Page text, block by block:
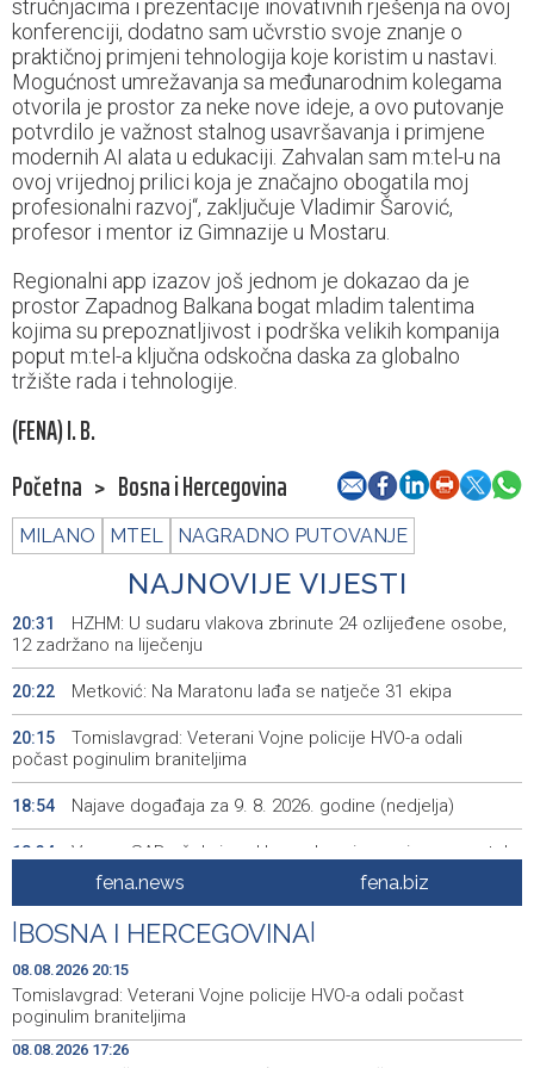
stručnjacima i prezentacije inovativnih rješenja na ovoj
konferenciji, dodatno sam učvrstio svoje znanje o
praktičnoj primjeni tehnologija koje koristim u nastavi.
Mogućnost umrežavanja sa međunarodnim kolegama
otvorila je prostor za neke nove ideje, a ovo putovanje
potvrdilo je važnost stalnog usavršavanja i primjene
modernih AI alata u edukaciji. Zahvalan sam m:tel-u na
ovoj vrijednoj prilici koja je značajno obogatila moj
profesionalni razvoj“, zaključuje Vladimir Šarović,
profesor i mentor iz Gimnazije u Mostaru.
Regionalni app izazov još jednom je dokazao da je
prostor Zapadnog Balkana bogat mladim talentima
kojima su prepoznatljivost i podrška velikih kompanija
poput m:tel-a ključna odskočna daska za globalno
tržište rada i tehnologije.
(FENA) I. B.
Početna > Bosna i Hercegovina
MILANO MTEL NAGRADNO PUTOVANJE
NAJNOVIJE VIJESTI
20:31
HZHM: U sudaru vlakova zbrinute 24 ozlijeđene osobe,
12 zadržano na liječenju
20:22 Metković: Na Maratonu lađa se natječe 31 ekipa
20:15
Tomislavgrad: Veterani Vojne policije HVO-a odali
počast poginulim braniteljima
18:54 Najave događaja za 9. 8. 2026. godine (nedjelja)
18:34
Vance: SAD očekuje od Irana da osigura siguran protok
nafte kroz Hormuški moreuz
18:21
Iranski šef sigurnosti: Hormuški moreuz će ostati
zatvoren dok SAD ne ispuni zahtjeve Teherana
18:09
Iran 'vrlo blizu' dogovora s Omanom o novoj Hormuškoj
brodskoj ruti
18:05
Koncertom Marije Šerifović večeras se zatvara
fena.news fena.biz
BOSNA I HERCEGOVINA
08.08.2026 20:15
Tomislavgrad: Veterani Vojne policije HVO-a odali počast
poginulim braniteljima
08.08.2026 17:26